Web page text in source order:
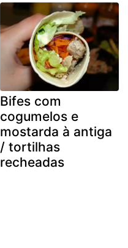
Bifes com
cogumelos e
mostarda à antiga
/ tortilhas
recheadas